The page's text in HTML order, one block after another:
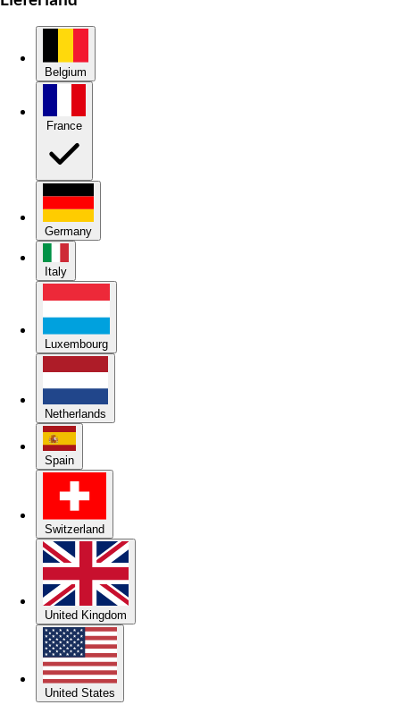
Belgium
Germany
Italy
Luxembourg
Netherlands
Spain
Switzerland
United Kingdom
United States